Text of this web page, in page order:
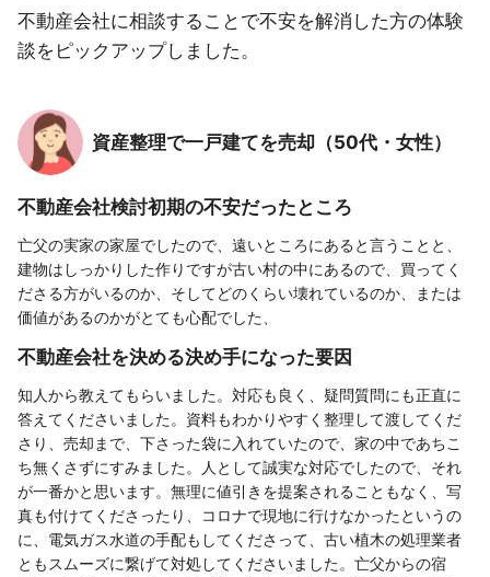
不動産会社に相談することで不安を解消した方の体験
談をピックアップしました。
資産整理で一戸建てを売却（50代・女性）
不動産会社検討初期の不安だったところ
亡父の実家の家屋でしたので、遠いところにあると言うことと、
建物はしっかりした作りですが古い村の中にあるので、買ってく
ださる方がいるのか、そしてどのくらい壊れているのか、または
価値があるのかがとても心配でした、
不動産会社を決める決め手になった要因
知人から教えてもらいました。対応も良く、疑問質問にも正直に
答えてくださいました。資料もわかりやすく整理して渡してくだ
さり、売却まで、下さった袋に入れていたので、家の中であちこ
ち無くさずにすみました。人として誠実な対応でしたので、それ
が一番かと思います。無理に値引きを提案されることもなく、写
真も付けてくださったり、コロナで現地に行けなかったというの
に、電気ガス水道の手配もしてくださって、古い植木の処理業者
ともスムーズに繋げて対処してくださいました。亡父からの宿